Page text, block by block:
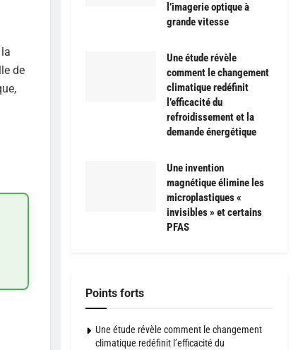
de
l’imagerie optique à
grande vitesse
Une étude révèle
comment le changement
climatique redéfinit
l’efficacité du
refroidissement et la
demande énergétique
Une invention
magnétique élimine les
microplastiques «
invisibles » et certains
PFAS
Points forts
Une étude révèle comment le changement
climatique redéfinit l’efficacité du